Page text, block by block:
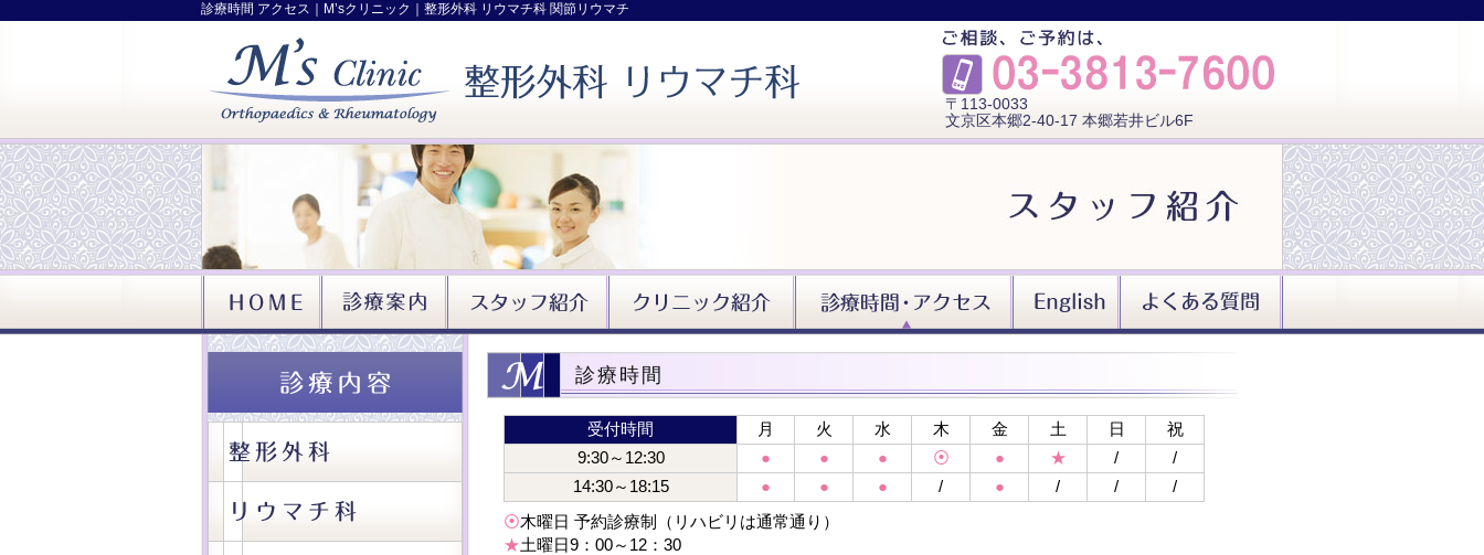
診療時間 アクセス｜M’sクリニック｜整形外科 リウマチ科 関節リウマチ
〒113-0033
文京区本郷2-40-17 本郷若井ビル6F
診療時間
受付時間 月 火 水 木 金 土 日
祝
9:30～12:30
● ● ● ⦿ ● ★ /
/
14:30～18:15
● ● ● / ● / /
/
⦿木曜日 予約診療制（リハビリは通常通り）
★土曜日9：00～12：30